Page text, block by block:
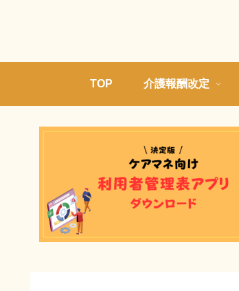
TOP 介護報酬改定